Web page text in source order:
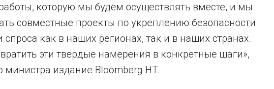
которую мы будем осуществлять вместе, и мы
совместные проекты по укреплению безопасности
как в наших регионах, так и в наших странах.
эти твердые намерения в конкретные шаги»,
министра издание Bloomberg HT.